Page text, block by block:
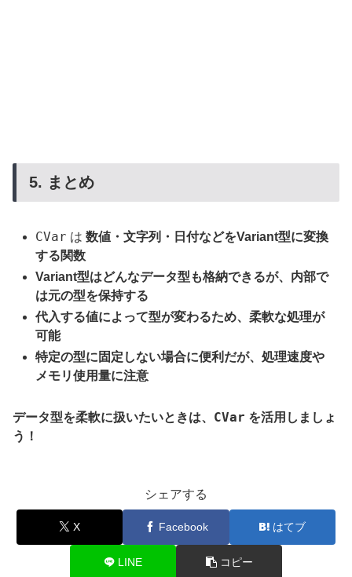
5. まとめ
CVar は数値・文字列・日付などをVariant型に変換
する関数
Variant型はどんなデータ型も格納できるが、内部で
は元の型を保持する
代入する値によって型が変わるため、柔軟な処理が
可能
特定の型に固定しない場合に便利だが、処理速度や
メモリ使用量に注意
データ型を柔軟に扱いたいときは、 CVar を活用しましょ
う！
シェアする
X Facebook はてブ
LINE コピー